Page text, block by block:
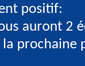
positif:
auront 2
prochaine